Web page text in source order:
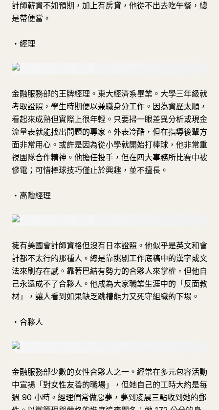
計師薪資不如預期，加上有房貸，他從不出去吃午餐，總
是帶便當。
・經理
金融服務部的王牌經理。東大經濟系畢業。大學三年級就
考取證照，學生時期便以兼職身分工作。因為資歷太順，
看起來成熟但實際上很年輕。只要掃一眼差異分析或現金
流量表就能找出問題的專家。外表冷酷，但在指導後輩方
面非常用心。或許是因為從小學就開始打棒球，他非常重
視團隊合作精神。他擔任投手，但在四大事務所比賽中被
慘電；可惜棒球技巧僅止於興趣，並不擅長。
・高階經理
擁有美國會計師資格但沒有日本證照。他似乎是英文和會
計都不太行的那種人。總是靠挑剔工作底稿中的漢字或文
法來刷存在感。靠著巴結有勢力的合夥人來掌權，但他自
己永遠成不了合夥人。他成為大家職業生涯中的「反面教
材」，讓人看到如果缺乏跳槽能力又死守組織的下場。
・合夥人
金融服務部少數的女性合夥人之一。經常在多元包容活動
中宣揚「對女性友善的職場」，但她自己的工時大約是每
週 90 小時。經理們常做惡夢，夢到凌晨三點收到她的郵